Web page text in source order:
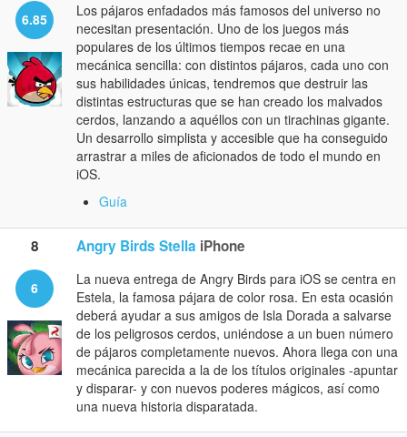
6.85
Los pájaros enfadados más famosos del universo no
necesitan presentación. Uno de los juegos más
populares de los últimos tiempos recae en una
mecánica sencilla: con distintos pájaros, cada uno con
sus habilidades únicas, tendremos que destruir las
distintas estructuras que se han creado los malvados
cerdos, lanzando a aquéllos con un tirachinas gigante.
Un desarrollo simplista y accesible que ha conseguido
arrastrar a miles de aficionados de todo el mundo en
iOS.
Guía
8 Angry Birds Stella iPhone
6
La nueva entrega de Angry Birds para iOS se centra en
Estela, la famosa pájara de color rosa. En esta ocasión
deberá ayudar a sus amigos de Isla Dorada a salvarse
de los peligrosos cerdos, uniéndose a un buen número
de pájaros completamente nuevos. Ahora llega con una
mecánica parecida a la de los títulos originales -apuntar
y disparar- y con nuevos poderes mágicos, así como
una nueva historia disparatada.